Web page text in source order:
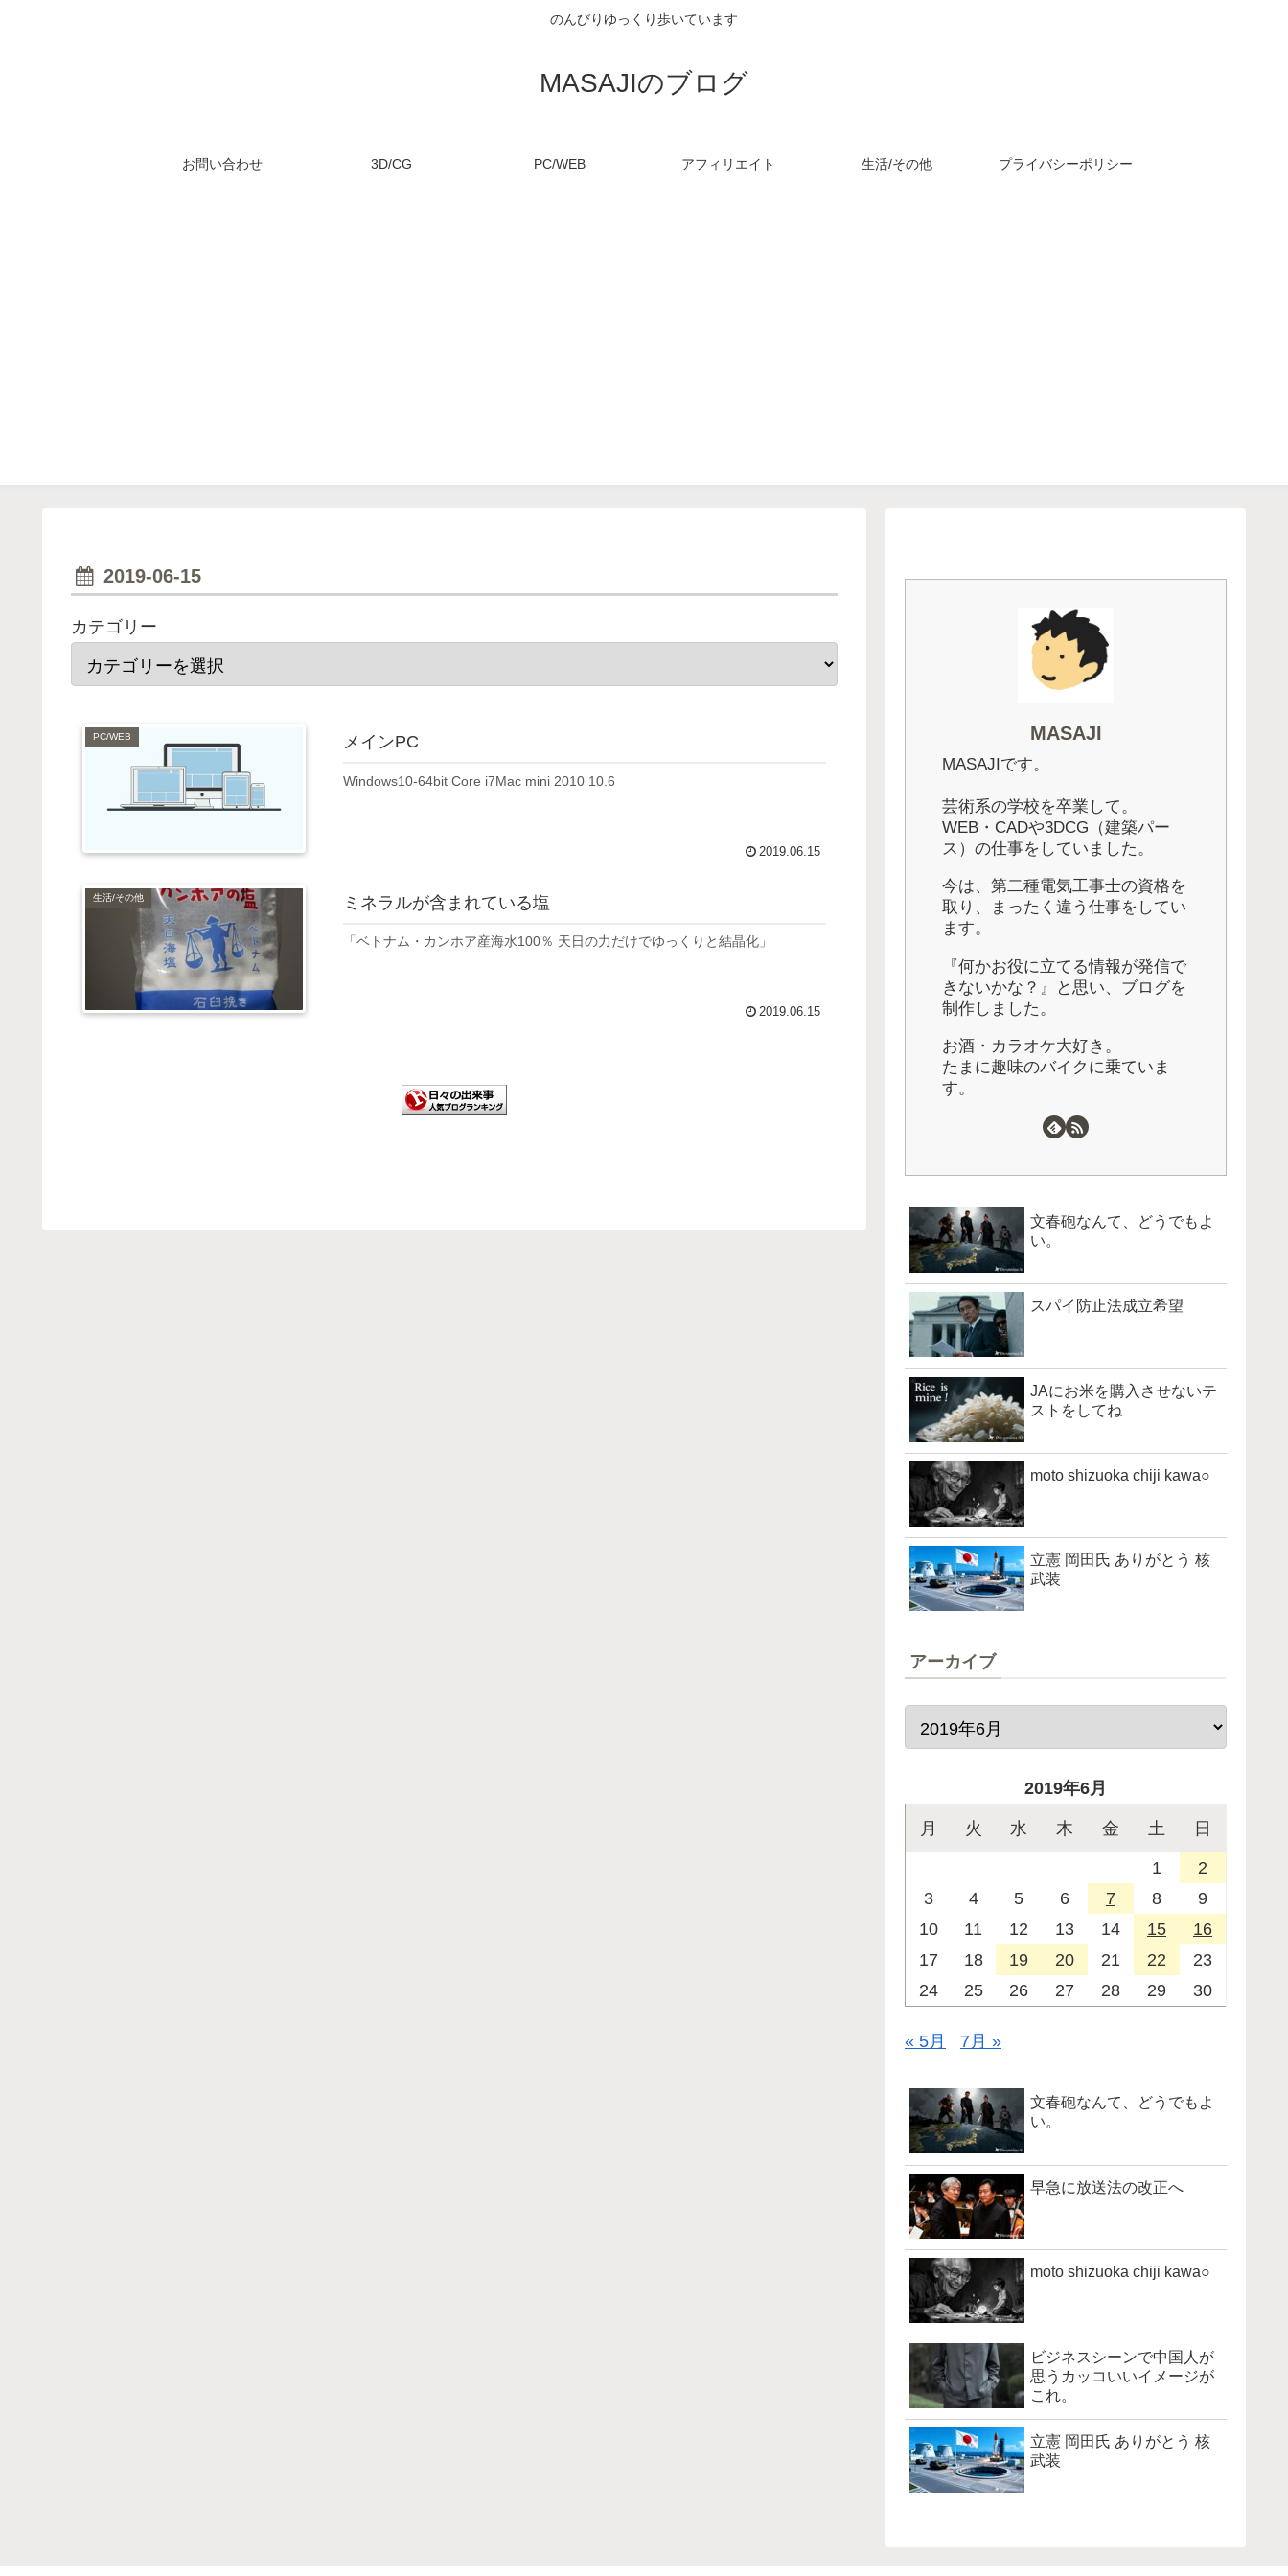
のんびりゆっくり歩いています
MASAJIのブログ
お問い合わせ 3D/CG PC/WEB アフィリエイト 生活/その他 プライバシーポリシー
2019-06-15
カテゴリー
PC/WEB メインPC
Windows10-64bit Core i7Mac mini 2010 10.6
2019.06.15
生活/その他 ミネラルが含まれている塩
「ベトナム・カンホア産海水100％ 天日の力だけでゆっくりと結晶化」
2019.06.15
MASAJI
MASAJIです。
芸術系の学校を卒業して。
WEB・CADや3DCG（建築パー
ス）の仕事をしていました。
今は、第二種電気工事士の資格を
取り、まったく違う仕事をしてい
ます。
『何かお役に立てる情報が発信で
きないかな？』と思い、ブログを
制作しました。
お酒・カラオケ大好き。
たまに趣味のバイクに乗ていま
す。
文春砲なんて、どうでもよ
い。
スパイ防止法成立希望
JAにお米を購入させないテ
ストをしてね
moto shizuoka chiji kawa○
立憲 岡田氏 ありがとう 核
武装
アーカイブ
2019年6月
月 火 水 木 金 土 日
1
2
3
4 5 6 7 8
9
10
11 12 13 14 15
16
17
18 19 20 21 22
23
24
25 26 27 28 29 30
« 5月 7月 »
文春砲なんて、どうでもよ
い。
早急に放送法の改正へ
moto shizuoka chiji kawa○
ビジネスシーンで中国人が
思うカッコいいイメージが
これ。
立憲 岡田氏 ありがとう 核
武装